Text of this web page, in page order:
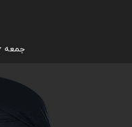
جمعه ۱۶ مرداد ۱۴۰۵ - ۰۴:۰۲